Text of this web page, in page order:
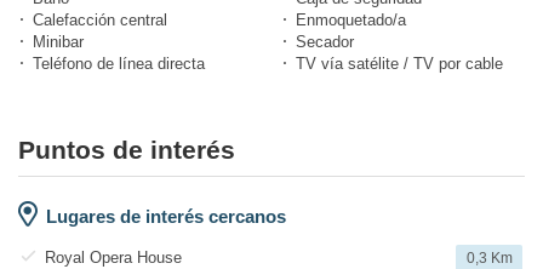
Calefacción central
Enmoquetado/a
Minibar
Secador
Teléfono de línea directa
TV vía satélite / TV por cable
Puntos de interés
Lugares de interés cercanos
Royal Opera House 0,3 Km